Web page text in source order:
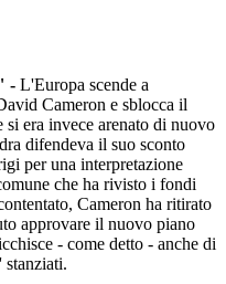
- L'Europa scende a
Cameron e sblocca il
era invece arenato di nuovo
difendeva il suo sconto
per una interpretazione
che ha rivisto i fondi
Cameron ha ritirato
approvare il nuovo piano
- come detto - anche di